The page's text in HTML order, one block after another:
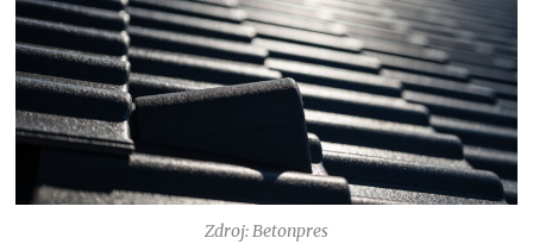
Zdroj: Betonpres